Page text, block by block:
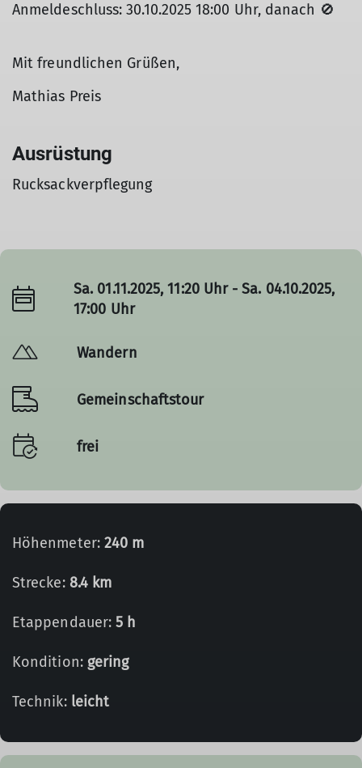
Anmeldeschluss: 30.10.2025 18:00 Uhr, danach 🚫
Mit freundlichen Grüßen,
Mathias Preis
Ausrüstung
Rucksackverpflegung
Sa. 01.11.2025, 11:20 Uhr - Sa. 04.10.2025,
17:00 Uhr
Wandern
Gemeinschaftstour
frei
Höhenmeter: 240 m
Strecke: 8.4 km
Etappendauer:5 h
Kondition: gering
Technik: leicht